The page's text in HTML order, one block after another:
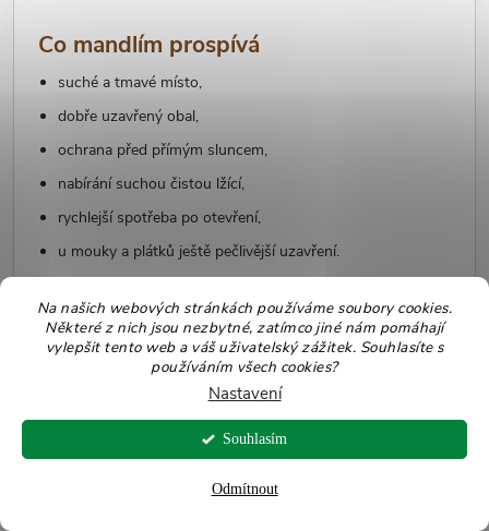
Na našich webových stránkách používáme soubory cookies.
Některé z nich jsou nezbytné, zatímco jiné nám pomáhají
vylepšit tento web a váš uživatelský zážitek. Souhlasíte s
používáním všech cookies?
Nastavení
Odmítnout
Souhlasím
Co mandlím prospívá
suché a tmavé místo,
dobře uzavřený obal,
ochrana před přímým sluncem,
nabírání suchou čistou lžící,
rychlejší spotřeba po otevření,
u mouky a plátků ještě pečlivější uzavření.
Čemu se vyhnout
otevřenému sáčku na lince,
skladování u trouby nebo sporáku,